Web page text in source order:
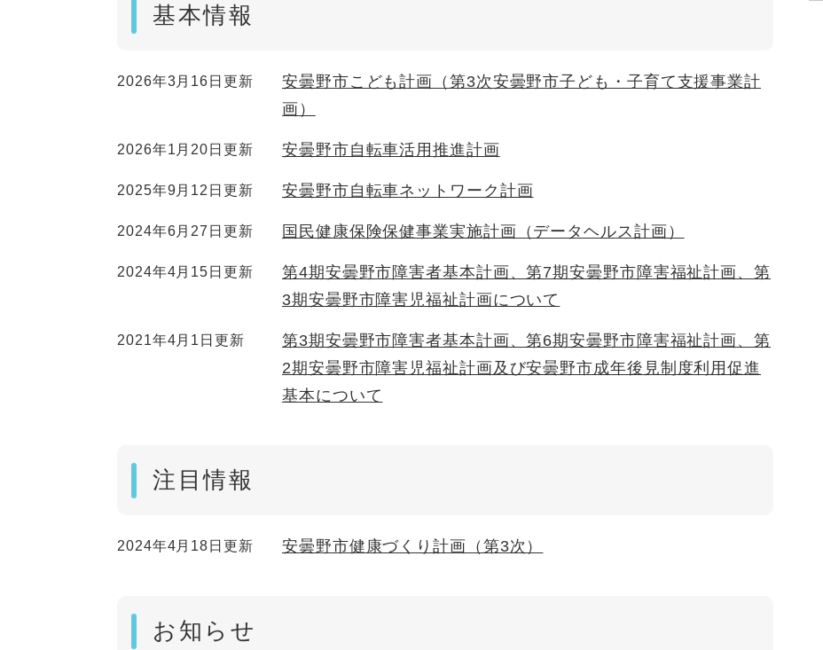
基本情報
2026年3月16日更新
安曇野市こども計画（第3次安曇野市子ども・子育て支援事業計
画）
2026年1月20日更新 安曇野市自転車活用推進計画
2025年9月12日更新 安曇野市自転車ネットワーク計画
2024年6月27日更新 国民健康保険保健事業実施計画（データヘルス計画）
2024年4月15日更新
第4期安曇野市障害者基本計画、第7期安曇野市障害福祉計画、第
3期安曇野市障害児福祉計画について
2021年4月1日更新
第3期安曇野市障害者基本計画、第6期安曇野市障害福祉計画、第
2期安曇野市障害児福祉計画及び安曇野市成年後見制度利用促進
基本について
注目情報
2024年4月18日更新 安曇野市健康づくり計画（第3次）
お知らせ